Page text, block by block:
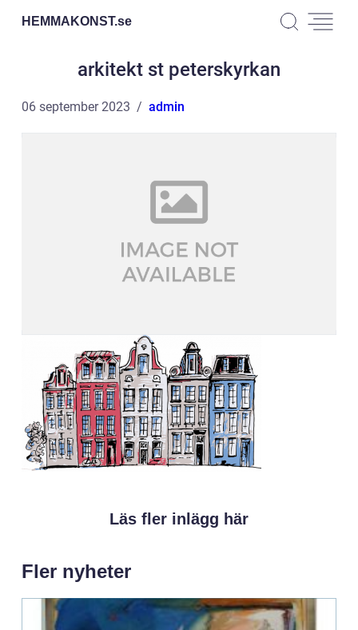
HEMMAKONST.se
arkitekt st peterskyrkan
06 september 2023 admin
Läs fler inlägg här
Fler nyheter